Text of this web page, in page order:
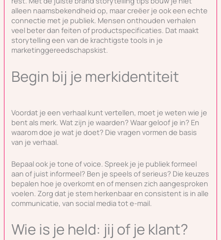
alleen naamsbekendheid op, maar creëer je ook een echte
connectie met je publiek. Mensen onthouden verhalen
veel beter dan feiten of productspecificaties. Dat maakt
storytelling een van de krachtigste tools in je
marketinggereedschapskist.
Begin bij je merkidentiteit
Voordat je een verhaal kunt vertellen, moet je weten wie je
bent als merk. Wat zijn je waarden? Waar geloof je in? En
waarom doe je wat je doet? Die vragen vormen de basis
van je verhaal.
Bepaal ook je tone of voice. Spreek je je publiek formeel
aan of juist informeel? Ben je speels of serieus? Die keuzes
bepalen hoe je overkomt en of mensen zich aangesproken
voelen. Zorg dat je stem herkenbaar en consistent is in alle
communicatie, van social media tot e-mail.
Wie is je held: jij of je klant?